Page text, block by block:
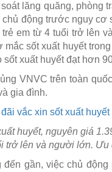
lăng quăng, phòng
động trước nguy cơ
em từ 4 tuổi trở lên
sốt xuất huyết
xuất huyết đạt hơn
VNVC trên toàn
gia đình.
huyết, nguyên giá
trở lên và người lớn.
gần, việc chủ